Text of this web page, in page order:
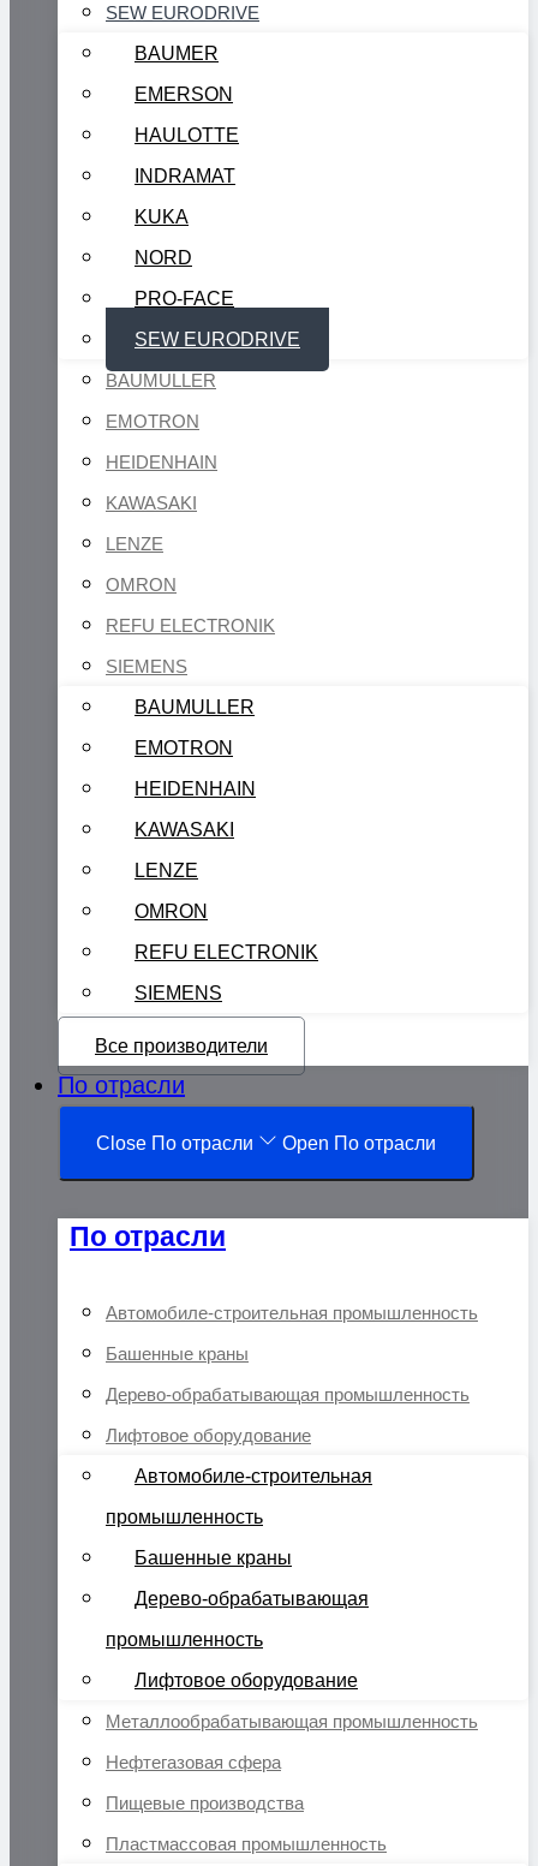
SEW EURODRIVE
BAUMER
EMERSON
HAULOTTE
INDRAMAT
KUKA
NORD
PRO-FACE
SEW EURODRIVE
BAUMULLER
EMOTRON
HEIDENHAIN
KAWASAKI
LENZE
OMRON
REFU ELECTRONIK
SIEMENS
BAUMULLER
EMOTRON
HEIDENHAIN
KAWASAKI
LENZE
OMRON
REFU ELECTRONIK
SIEMENS
Все производители
По отрасли
Close По отрасли Open По отрасли
По отрасли
Автомобиле-строительная промышленность
Башенные краны
Дерево-обрабатывающая промышленность
Лифтовое оборудование
Автомобиле-строительная
промышленность
Башенные краны
Дерево-обрабатывающая
промышленность
Лифтовое оборудование
Металлообрабатывающая промышленность
Нефтегазовая сфера
Пищевые производства
Пластмассовая промышленность